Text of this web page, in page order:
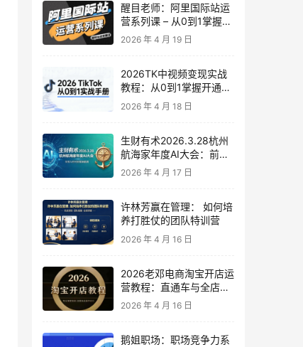
醒目老师：阿里国际站运
营系列课 – 从0到1掌握平
台运营核心技巧
2026 年 4 月 19 日
2026TK中视频变现实战
教程：从0到1掌握开通、
养号、剪辑到变现，新手
副业首选
2026 年 4 月 18 日
生财有术2026.3.28杭州
航海家年度AI大会：前沿
趋势×落地案例×技能图谱
2026 年 4 月 17 日
许林芳赢在管理： 如何培
养打胜仗的团队特训营
2026 年 4 月 16 日
2026老邓电商淘宝开店运
营教程：直通车与全店推
广系统课
2026 年 4 月 16 日
鹅姐职场：职场竞争力系